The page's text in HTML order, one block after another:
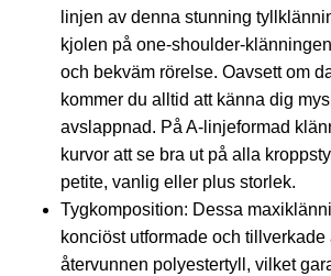
linjen av denna stunning
kjolen på one-shoulder-
och bekväm rörelse. Oavsett om
kommer du alltid att känna dig
avslappnad. På A-linjeformad
kurvor att se bra ut på alla
petite, vanlig eller plus storlek.
Tygkomposition: Dessa
konciöst utformade och tillverkade
återvunnen polyestertyll, vilket